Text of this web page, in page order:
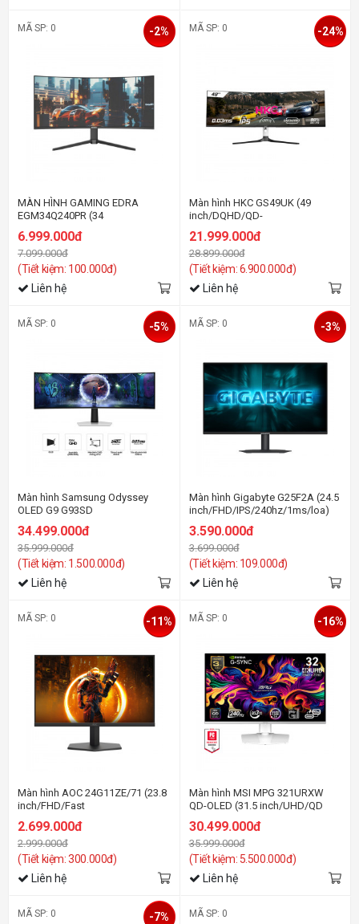
MÃ SP: 0
MÀN HÌNH GAMING EDRA
EGM34Q240PR (34
6.999.000đ
7.099.000đ
(Tiết kiệm: 100.000đ)
-2%
Liên hệ
MÃ SP: 0
Màn hình HKC GS49UK (49
inch/DQHD/QD-
21.999.000đ
28.899.000đ
(Tiết kiệm: 6.900.000đ)
-24%
Liên hệ
MÃ SP: 0
Màn hình Samsung Odyssey
OLED G9 G93SD
LS49DG930SEXXV (49
inch/DQHD/OLED/240Hz/0.03ms/cong)
34.499.000đ
35.999.000đ
(Tiết kiệm: 1.500.000đ)
-5%
Liên hệ
MÃ SP: 0
Màn hình Gigabyte G25F2A (24.5
inch/FHD/IPS/240hz/1ms/loa)
3.590.000đ
3.699.000đ
(Tiết kiệm: 109.000đ)
-3%
Liên hệ
MÃ SP: 0
Màn hình AOC 24G11ZE/71 (23.8
inch/FHD/Fast
2.699.000đ
2.999.000đ
(Tiết kiệm: 300.000đ)
-11%
Liên hệ
MÃ SP: 0
Màn hình MSI MPG 321URXW
QD-OLED (31.5 inch/UHD/QD
90W)
30.499.000đ
35.999.000đ
(Tiết kiệm: 5.500.000đ)
-16%
Liên hệ
MÃ SP: 0 -7% MÃ SP: 0